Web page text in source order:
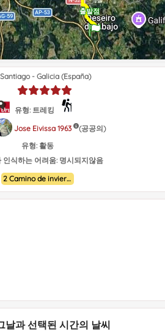
출발점
- Galicia (España)
유형: 트레킹
Jose Eivissa 1963
(공공의)
유형: 활동
인식하는 어려움: 명시되지않음
2 Camino de invierno
날과 선택된 시간의 날씨